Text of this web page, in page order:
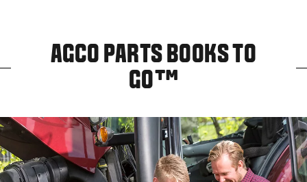
AGCO PARTS BOOKS TO
GO™